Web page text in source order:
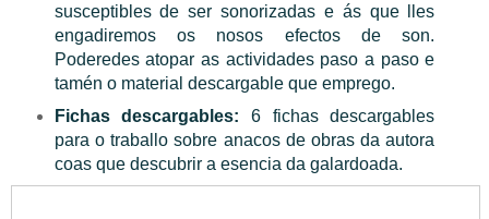
susceptibles de ser sonorizadas e ás que lles
engadiremos os nosos efectos de son.
Poderedes atopar as actividades paso a paso e
tamén o material descargable que emprego.
Fichas descargables: 6 fichas descargables
para o traballo sobre anacos de obras da autora
coas que descubrir a esencia da galardoada.